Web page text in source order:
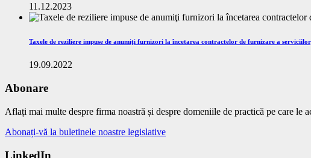
11.12.2023
Taxele de reziliere impuse de anumiţi furnizori la încetarea contractelor de furnizare a
19.09.2022
Abonare
Aflați mai multe despre firma noastră și despre domeniile de practică pe care
Abonați-vă la buletinele noastre legislative
LinkedIn